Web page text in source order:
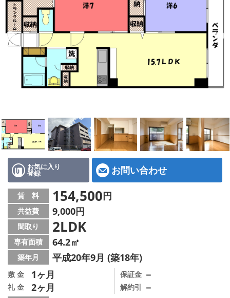
家族で住むならマンション？賃家？
一人暮らしの物件特集
ペット相談OKの賃貸！
ハウスメーカー施工特集！
路線·駅から探す
IT重説について
スタッフ紹介
賃貸管理の北白川店
店舗情報·アクセス
会社概要
メールでお問い合わせ
お気に入り
登録 お問い合わせ
賃 料 154,500円
共益費 9,000円
間取り 2LDK
専有面積 64.2㎡
築年月 平成20年9月 (築18年)
敷 金 1ヶ月
礼 金 2ヶ月
保証金 －
解約引 －